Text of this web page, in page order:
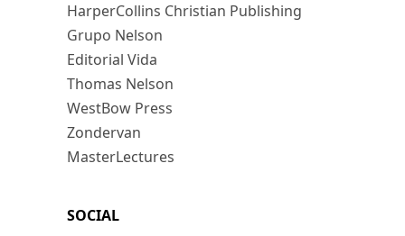
HarperCollins Christian Publishing
Grupo Nelson
Editorial Vida
Thomas Nelson
WestBow Press
Zondervan
MasterLectures
SOCIAL